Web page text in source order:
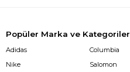
Popüler Marka ve Kategoriler
Adidas
Nike
Columbia
Salomon